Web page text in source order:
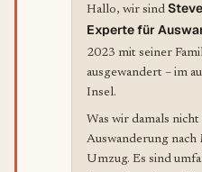
Hallo, wir sind
Experte für
2023 mit seiner
ausgewandert – im
Insel.
Was wir damals
Auswanderung
Umzug. Es sind